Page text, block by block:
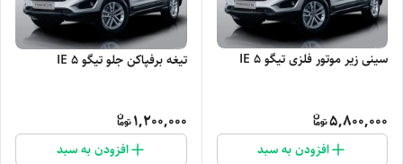
سینی زیر موتور فلزی تیگو 5 IE
5,800,000
افزودن به سبد
تیغه برفپاکن جلو تیگو 5 IE
1,200,000
افزودن به سبد